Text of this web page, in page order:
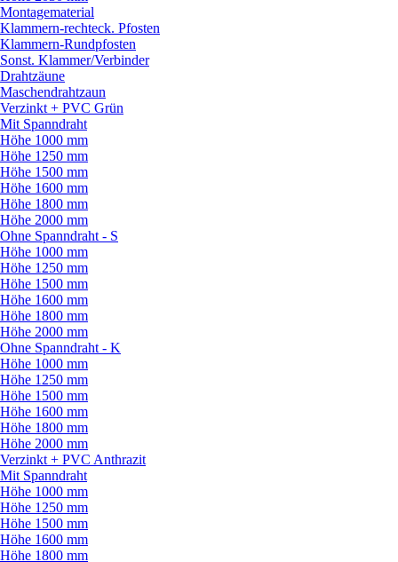
Montagematerial
Klammern-rechteck. Pfosten
Klammern-Rundpfosten
Sonst. Klammer/Verbinder
Drahtzäune
Maschendrahtzaun
Verzinkt + PVC Grün
Mit Spanndraht
Höhe 1000 mm
Höhe 1250 mm
Höhe 1500 mm
Höhe 1600 mm
Höhe 1800 mm
Höhe 2000 mm
Ohne Spanndraht - S
Höhe 1000 mm
Höhe 1250 mm
Höhe 1500 mm
Höhe 1600 mm
Höhe 1800 mm
Höhe 2000 mm
Ohne Spanndraht - K
Höhe 1000 mm
Höhe 1250 mm
Höhe 1500 mm
Höhe 1600 mm
Höhe 1800 mm
Höhe 2000 mm
Verzinkt + PVC Anthrazit
Mit Spanndraht
Höhe 1000 mm
Höhe 1250 mm
Höhe 1500 mm
Höhe 1600 mm
Höhe 1800 mm